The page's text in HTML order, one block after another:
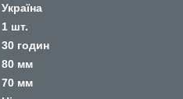
Україна
1 шт.
30 годин
80 мм
70 мм